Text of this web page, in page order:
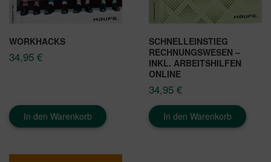
WORKHACKS
34,95 €
In den Warenkorb
SCHNELLEINSTIEG
RECHNUNGSWESEN –
INKL. ARBEITSHILFEN
ONLINE
34,95 €
In den Warenkorb